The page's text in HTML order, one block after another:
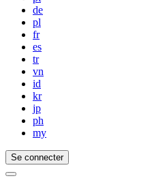
de
pl
fr
es
tr
vn
id
kr
jp
ph
my
Se connecter